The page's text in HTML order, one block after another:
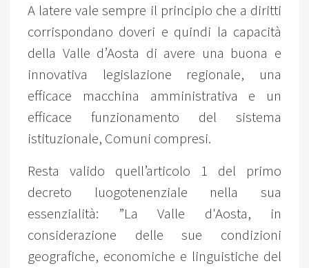
A latere vale sempre il principio che a diritti
corrispondano doveri e quindi la capacità
della Valle d’Aosta di avere una buona e
innovativa legislazione regionale, una
efficace macchina amministrativa e un
efficace funzionamento del sistema
istituzionale, Comuni compresi.
Resta valido quell’articolo 1 del primo
decreto luogotenenziale nella sua
essenzialità: ”La Valle d'Aosta, in
considerazione delle sue condizioni
geografiche, economiche e linguistiche del